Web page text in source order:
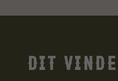
Dit